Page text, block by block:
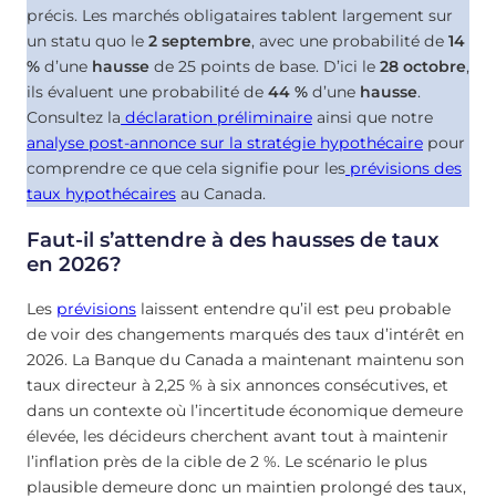
précis. Les marchés obligataires tablent largement sur
un statu quo le 2 septembre, avec une probabilité de 14
% d’une hausse de 25 points de base. D’ici le 28 octobre,
ils évaluent une probabilité de 44 % d’une hausse.
Consultez la déclaration préliminaire ainsi que notre
analyse post-annonce sur la stratégie hypothécaire pour
comprendre ce que cela signifie pour les prévisions des
taux hypothécaires au Canada.
Faut-il s’attendre à des hausses de taux
en 2026?
Les prévisions laissent entendre qu’il est peu probable
de voir des changements marqués des taux d’intérêt en
2026. La Banque du Canada a maintenant maintenu son
taux directeur à 2,25 % à six annonces consécutives, et
dans un contexte où l’incertitude économique demeure
élevée, les décideurs cherchent avant tout à maintenir
l’inflation près de la cible de 2 %. Le scénario le plus
plausible demeure donc un maintien prolongé des taux,